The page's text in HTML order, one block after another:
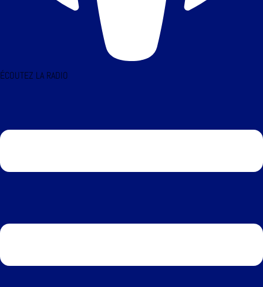
ÉCOUTEZ LA RADIO